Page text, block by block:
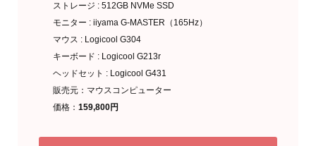
ストレージ : 512GB NVMe SSD
モニター : iiyama G-MASTER（165Hz）
マウス : Logicool G304
キーボード : Logicool G213r
ヘッドセット : Logicool G431
販売元：マウスコンピューター
価格： 159,800円